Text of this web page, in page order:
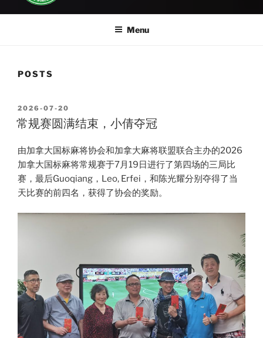
Menu
POSTS
POSTED
ON
2026-07-20
常规赛圆满结束，小倩夺冠
由加拿大国标麻将协会和加拿大麻将联盟联合主办的2026
加拿大国标麻将常规赛于7月19日进行了第四场的三局比
赛，最后Guoqiang，Leo, Erfei，和陈光耀分别夺得了当
天比赛的前四名，获得了协会的奖励。